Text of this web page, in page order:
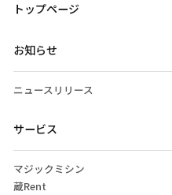
トップページ
お知らせ
ニュースリリース
サービス
マジックミシン
蔵Rent